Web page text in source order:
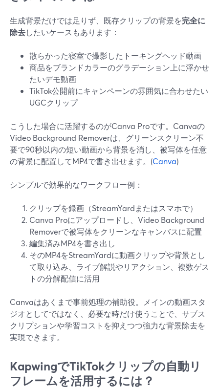
生成背景だけでは足りず、既存クリップの背景を完全に
除去したいケースもあります：
散らかった寝室で撮影したトーキングヘッド動画
商品をブランドカラーのグラデーション上に浮かせ
たいデモ動画
TikTok公開前にキャンペーンの雰囲気に合わせたい
UGCクリップ
こうした場合に活躍するのがCanva Proです。Canvaの
Video Background Removerは、グリーンスクリーン不
要で90秒以内の短い動画から背景を消し、被写体を任意
の背景に配置してMP4で書き出せます。(Canva)
シンプルで効果的なワークフロー例：
クリップを録画（StreamYardまたはスマホで）
Canva Proにアップロードし、Video Background
Removerで被写体をクリーンなキャンバスに配置
編集済みMP4を書き出し
そのMP4をStreamYardに動画クリップや背景とし
て取り込み、ライブ解説やリアクション、複数ゲス
トの分解配信に活用
Canvaはあくまで事前処理の補助役。メインの動画スタ
ジオとしてではなく、必要な時だけ使うことで、サブス
クリプションや学習コストを抑えつつ強力な背景除去を
実現できます。
KapwingでTikTokクリップの自動リ
フレームを活用するには？